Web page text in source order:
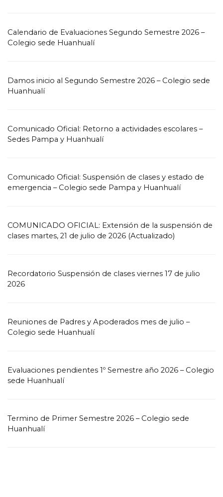
Calendario de Evaluaciones Segundo Semestre 2026 –
Colegio sede Huanhualí
Damos inicio al Segundo Semestre 2026 – Colegio sede
Huanhualí
Comunicado Oficial: Retorno a actividades escolares –
Sedes Pampa y Huanhualí
Comunicado Oficial: Suspensión de clases y estado de
emergencia – Colegio sede Pampa y Huanhualí
COMUNICADO OFICIAL: Extensión de la suspensión de
clases martes, 21 de julio de 2026 (Actualizado)
Recordatorio Suspensión de clases viernes 17 de julio
2026
Reuniones de Padres y Apoderados mes de julio –
Colegio sede Huanhualí
Evaluaciones pendientes 1º Semestre año 2026 – Colegio
sede Huanhualí
Termino de Primer Semestre 2026 – Colegio sede
Huanhualí